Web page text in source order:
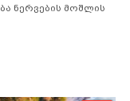
ნერვების მოშლის